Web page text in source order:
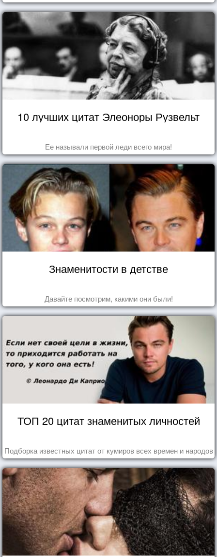
10 лучших цитат Элеоноры Рузвельт
Ее называли первой леди всего мира!
Знаменитости в детстве
Давайте посмотрим, какими они были!
ТОП 20 цитат знаменитых личностей
Подборка известных цитат от кумиров всех времен и народов